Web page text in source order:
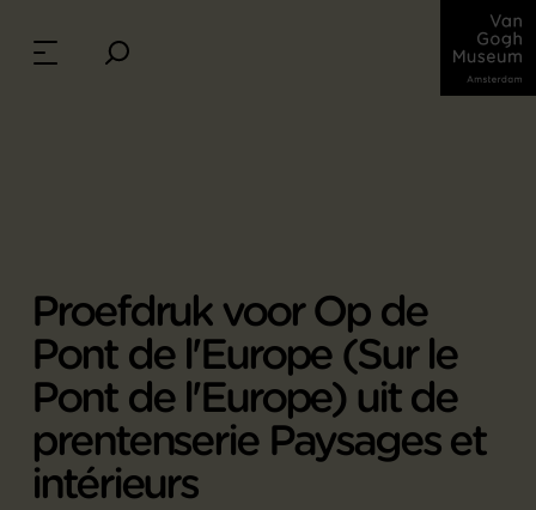
Proefdruk voor Op de
Pont de l'Europe (Sur le
Pont de l'Europe) uit de
prentenserie Paysages et
intérieurs